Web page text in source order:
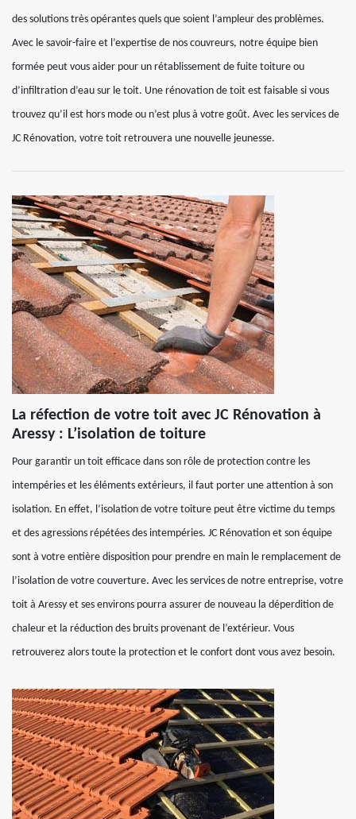
des solutions très opérantes quels que soient l’ampleur des problèmes.
Avec le savoir-faire et l’expertise de nos couvreurs, notre équipe bien
formée peut vous aider pour un rétablissement de fuite toiture ou
d’infiltration d’eau sur le toit. Une rénovation de toit est faisable si vous
trouvez qu’il est hors mode ou n’est plus à votre goût. Avec les services de
JC Rénovation, votre toit retrouvera une nouvelle jeunesse.
La réfection de votre toit avec JC Rénovation à
Aressy : L’isolation de toiture
Pour garantir un toit efficace dans son rôle de protection contre les
intempéries et les éléments extérieurs, il faut porter une attention à son
isolation. En effet, l’isolation de votre toiture peut être victime du temps
et des agressions répétées des intempéries. JC Rénovation et son équipe
sont à votre entière disposition pour prendre en main le remplacement de
l’isolation de votre couverture. Avec les services de notre entreprise, votre
toit à Aressy et ses environs pourra assurer de nouveau la déperdition de
chaleur et la réduction des bruits provenant de l’extérieur. Vous
retrouverez alors toute la protection et le confort dont vous avez besoin.